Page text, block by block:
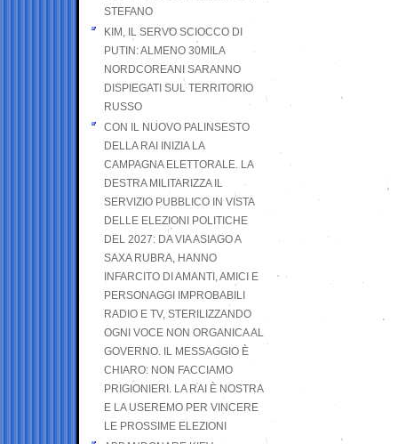
STEFANO
KIM, IL SERVO SCIOCCO DI
PUTIN: ALMENO 30MILA
NORDCOREANI SARANNO
DISPIEGATI SUL TERRITORIO
RUSSO
CON IL NUOVO PALINSESTO
DELLA RAI INIZIA LA
CAMPAGNA ELETTORALE. LA
DESTRA MILITARIZZA IL
SERVIZIO PUBBLICO IN VISTA
DELLE ELEZIONI POLITICHE
DEL 2027: DA VIA ASIAGO A
SAXA RUBRA, HANNO
INFARCITO DI AMANTI, AMICI E
PERSONAGGI IMPROBABILI
RADIO E TV, STERILIZZANDO
OGNI VOCE NON ORGANICA AL
GOVERNO. IL MESSAGGIO È
CHIARO: NON FACCIAMO
PRIGIONIERI. LA RAI È NOSTRA
E LA USEREMO PER VINCERE
LE PROSSIME ELEZIONI